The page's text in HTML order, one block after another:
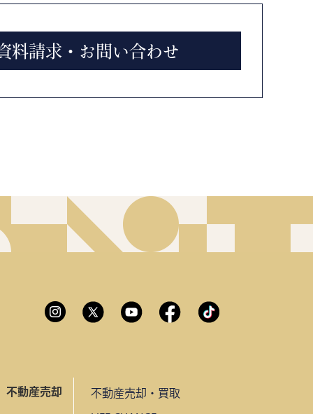
料請求・お問い合わせ
不動産売却 不動産売却・買取